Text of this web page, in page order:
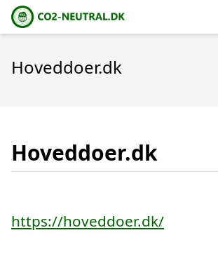
Hoveddoer.dk
Hoveddoer.dk
https://hoveddoer.dk/